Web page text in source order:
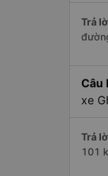
Trả
Câu
xe
Trả
101